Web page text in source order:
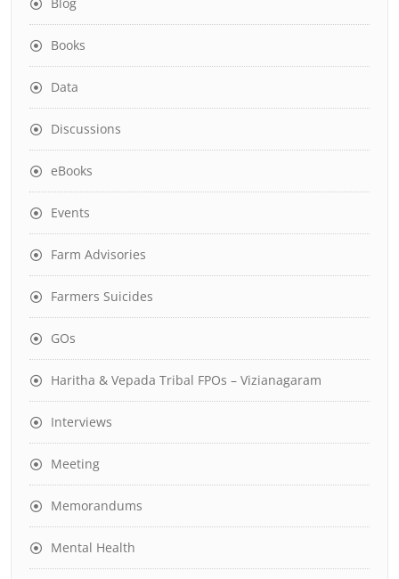
Books
Data
Discussions
eBooks
Events
Farm Advisories
Farmers Suicides
GOs
Haritha & Vepada Tribal FPOs – Vizianagaram
Interviews
Meeting
Memorandums
Mental Health